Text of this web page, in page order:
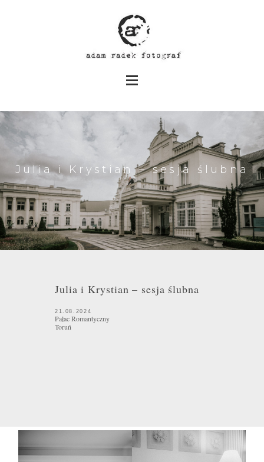
Julia i Krystian – sesja ślubna
Julia i Krystian – sesja ślubna
21.08.2024
Pałac Romantyczny
Toruń